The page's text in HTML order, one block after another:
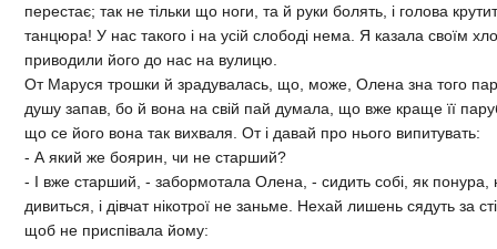
перестає; так не тiльки що ноги, та й руки болять, i голова
танцюра! У нас такого i на усiй слободi нема. Я казала своїм
приводили його до нас на вулицю.
От Маруся трошки й зрадувалась, що, може, Олена зна того
душу запав, бо й вона на свiй пай думала, що вже краще її
що се його вона так вихваля. От i давай про нього випитувать:
- А який же боярин, чи не старший?
- I вже старший, - забормотала Олена, - сидить собi, як понура,
дивиться, i дiвчат нiкотрої не заньме. Нехай лишень сядуть за
щоб не приспiвала йому: